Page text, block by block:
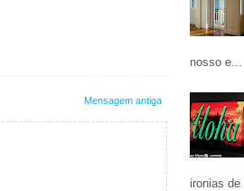
Mensagem antiga
nosso e...
ironias de